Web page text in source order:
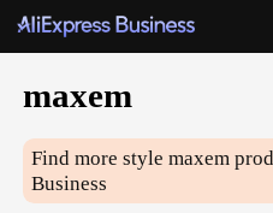
maxem
Find more stylemaxem
Business